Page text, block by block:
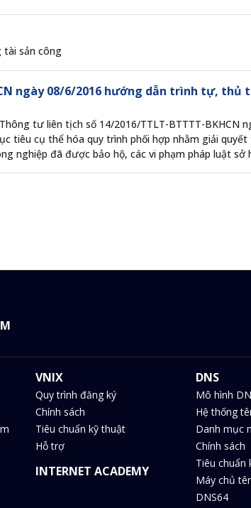
tài sản công
ngày 08/6/2016 hướng dẫn trình tự,
tư liên tịch số 14/2016/TTLT-BTTTT-
tiêu cụ thể hóa quy trình phối hợp nhằm giải
nghiệp đã được bảo hộ, các vi phạm pháp luật
VNIX
Quy trình đăng ký
Chính sách
Tiêu chuẩn kỹ thuật
Hỗ trợ
INTERNET ACADEMY
DNS
Mô hình
Hệ thống
Danh mục
Chính sách
Tiêu chuẩn
Máy chủ
DNS64